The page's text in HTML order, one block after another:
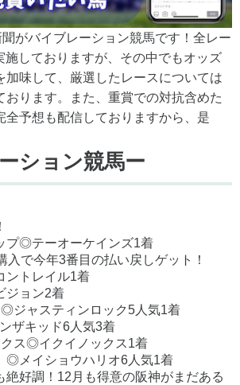
がバイブレーション競馬です！全レー
施しておりますが、その中でもオッズ
加味して、厳選したレースについては
おります。また、重賞での対抗含めた
全予想も配信しておりますから、是
ション競馬ー
プ◎テーオーケインズ1着
で今年3番目の払い戻しゲット！
ントレイル1着
ジョン2着
ジャスティンロック5人気1着
ザキッド6人気3着
ス◎イクイノックス1着
メイショウハリオ6人気1着
絶好調！12月も得意の阪神がまだある